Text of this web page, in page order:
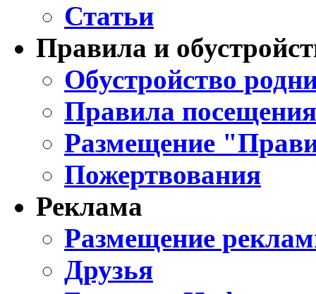
Статьи
Правила и
Обустройство
Правила
Размещение
Пожертвования
Реклама
Размещение
Друзья